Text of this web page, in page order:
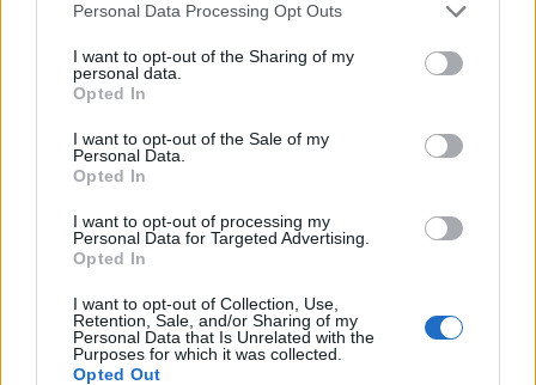
Personal Data Processing Opt Outs
I want to opt-out of the Sharing of my
personal data.
Opted In
I want to opt-out of the Sale of my
Personal Data.
Opted In
I want to opt-out of processing my
Personal Data for Targeted Advertising.
Opted In
I want to opt-out of Collection, Use,
Retention, Sale, and/or Sharing of my
Personal Data that Is Unrelated with the
Purposes for which it was collected.
Opted Out
03 Ιουνίου 2021 11:28